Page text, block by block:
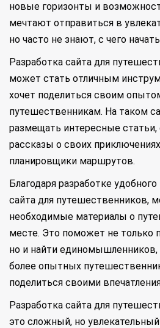
новые горизонты и
мечтают отправиться в
но часто не знают, с чего
Разработка сайта для
может стать отличным
хочет поделиться своим
путешественникам. На таком
размещать интересные статьи,
рассказы о своих
планировщики маршрутов.
Благодаря разработке
сайта для путешественников,
необходимые материалы о
месте. Это поможет не только
но и найти единомышленников,
более опытных
поделиться своими
Разработка сайта для
это сложный, но